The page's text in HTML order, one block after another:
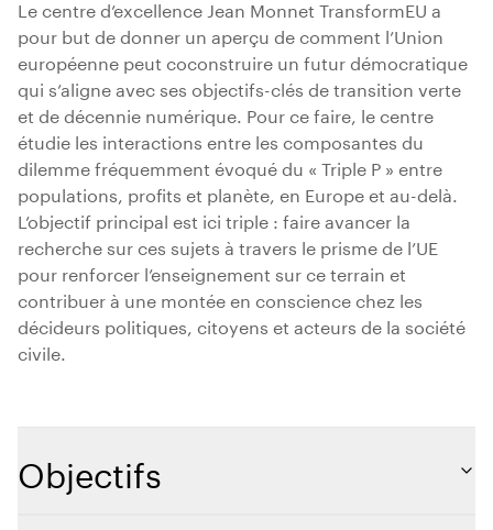
Le centre d’excellence Jean Monnet TransformEU a
pour but de donner un aperçu de comment l’Union
européenne peut coconstruire un futur démocratique
qui s’aligne avec ses objectifs-clés de transition verte
et de décennie numérique. Pour ce faire, le centre
étudie les interactions entre les composantes du
dilemme fréquemment évoqué du « Triple P » entre
populations, profits et planète, en Europe et au-delà.
L’objectif principal est ici triple : faire avancer la
recherche sur ces sujets à travers le prisme de l’UE
pour renforcer l’enseignement sur ce terrain et
contribuer à une montée en conscience chez les
décideurs politiques, citoyens et acteurs de la société
civile.
Objectifs